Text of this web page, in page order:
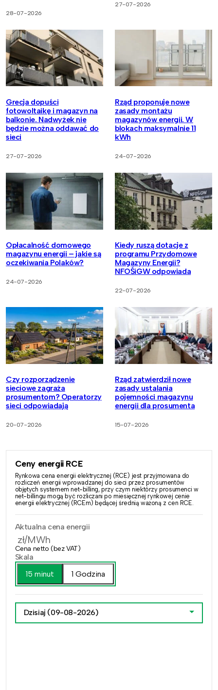
28-07-2026
27-07-2026
Grecja dopuści
fotowoltaikę i magazyn na
balkonie. Nadwyżek nie
będzie można oddawać do
sieci
27-07-2026
Rząd proponuje nowe
zasady montażu
magazynów energii. W
blokach maksymalnie 11
kWh
24-07-2026
Opłacalność domowego
magazynu energii – jakie są
oczekiwania Polaków?
24-07-2026
Kiedy ruszą dotacje z
programu Przydomowe
Magazyny Energii?
NFOŚiGW odpowiada
22-07-2026
Czy rozporządzenie
sieciowe zagraża
prosumentom? Operatorzy
sieci odpowiadają
20-07-2026
Rząd zatwierdził nowe
zasady ustalania
pojemności magazynu
energii dla prosumenta
15-07-2026
Ceny energii RCE
Rynkowa cena energii elektrycznej (RCE) jest przyjmowana do
rozliczeń energii wprowadzanej do sieci przez prosumentów
objętych systemem net-billing, przy czym niektórzy prosumenci w
net-billingu mogą być rozliczani po miesięcznej rynkowej cenie
energii elektrycznej (RCEm) będącej średnią ważoną z cen RCE.
Aktualna cena energii
zł/MWh
Cena netto (bez VAT)
Skala
15 minut
1 Godzina
Dzisiaj (09-08-2026)